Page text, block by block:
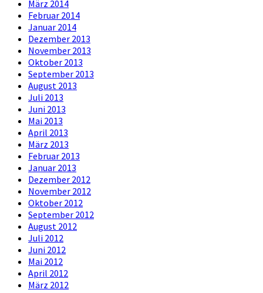
März 2014
Februar 2014
Januar 2014
Dezember 2013
November 2013
Oktober 2013
September 2013
August 2013
Juli 2013
Juni 2013
Mai 2013
April 2013
März 2013
Februar 2013
Januar 2013
Dezember 2012
November 2012
Oktober 2012
September 2012
August 2012
Juli 2012
Juni 2012
Mai 2012
April 2012
März 2012